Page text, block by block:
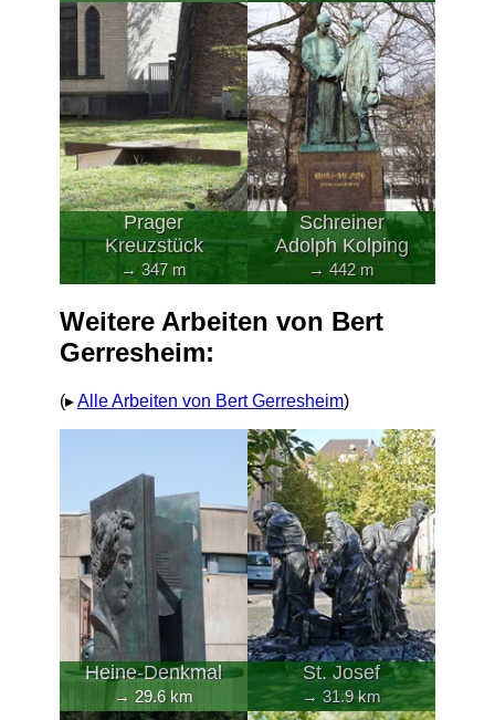
Prager
Kreuzstück
→ 347 m
Schreiner
Adolph Kolping
→ 442 m
Weitere Arbeiten von Bert
Gerresheim:
(▸Alle Arbeiten von Bert Gerresheim)
Heine-Denkmal
→ 29.6 km
St. Josef
→ 31.9 km